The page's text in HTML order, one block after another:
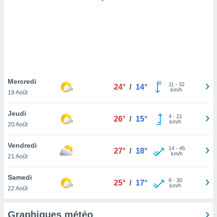
notre
que
et que
Mercredi
19 Août
24° / 14° 11 - 32
km/h
Jeudi
20 Août
26° / 15° 4- 21
km/h
Vendredi
21 Août
27° / 18° 14- 45
km/h
Samedi
22 Août
25° / 17° 8- 30
km/h
Graphiques météo